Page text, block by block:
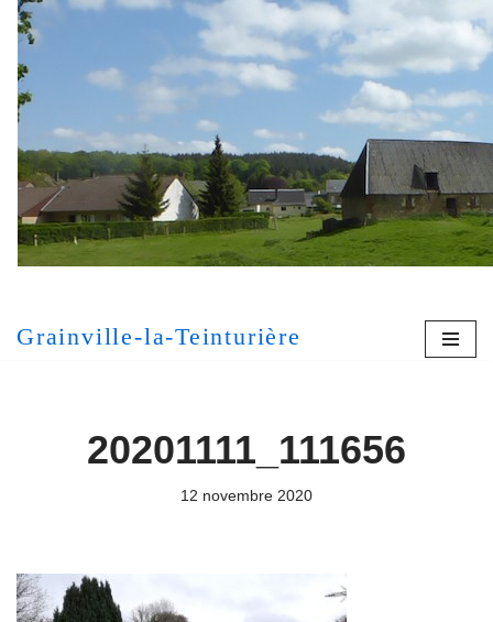
Aller
au
contenu
Grainville-la-Teinturière
20201111_111656
12 novembre 2020